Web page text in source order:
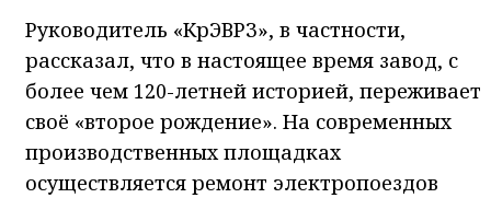
Руководитель «КрЭВРЗ», в частности,
рассказал, что в настоящее время завод, с
более чем 120-летней историей, переживает
своё «второе рождение». На современных
производственных площадках
осуществляется ремонт электропоездов